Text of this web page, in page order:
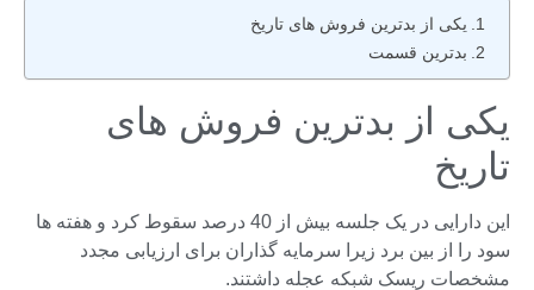
یکی از بدترین فروش های تاریخ
بدترین قسمت
یکی از بدترین فروش های
تاریخ
این دارایی در یک جلسه بیش از 40 درصد سقوط کرد و هفته ها
سود را از بین برد زیرا سرمایه گذاران برای ارزیابی مجدد
مشخصات ریسک شبکه عجله داشتند.